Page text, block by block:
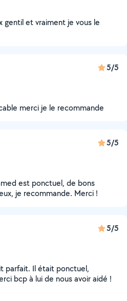
gentil et vraiment je vous le
5/5
merci je le recommande
5/5
est ponctuel, de bons
je recommande. Merci !
5/5
parfait. Il était ponctuel,
bcp à lui de nous avoir aidé !